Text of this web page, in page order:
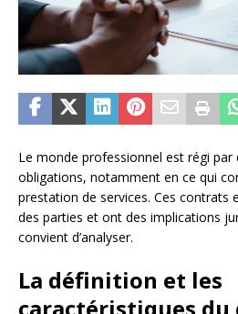
Le monde professionnel est régi par
obligations, notamment en ce qui
prestation de services. Ces contrats
des parties et ont des implications
convient d’analyser.
La définition et les